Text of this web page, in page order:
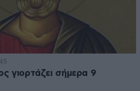
γιορτάζει σήμερα 9